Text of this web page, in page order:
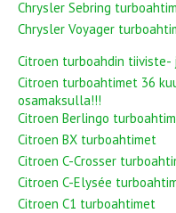
Chrysler Sebring
Chrysler Voyager
Citroen turboahdin tiiviste-
Citroen turboahtimet 36
osamaksulla!!!
Citroen Berlingo
Citroen BX turboahtimet
Citroen C-Crosser
Citroen C-Elysée
Citroen C1 turboahtimet